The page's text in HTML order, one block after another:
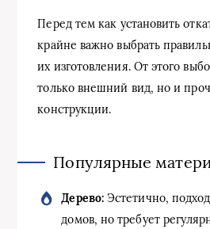
Перед тем как установить
крайне важно выбрать
их изготовления. От этого
только внешний вид, но и
конструкции.
Популярные
Дерево:Эстетично,
домов, но требует